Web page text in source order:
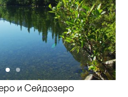
и Сейдозеро